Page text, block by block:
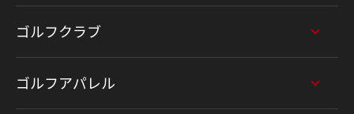
ゴルフクラブ
ゴルフアパレル